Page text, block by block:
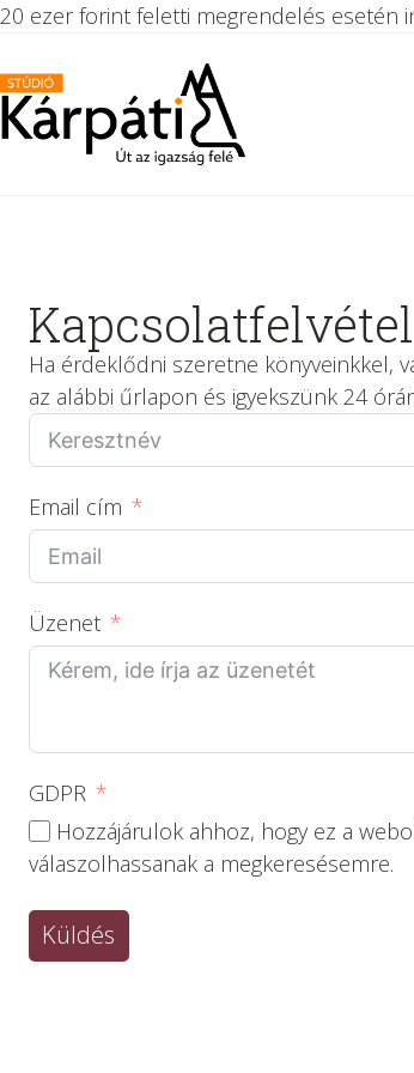
20 ezer forint feletti megrendelés esetén
Kapcsolatfelvétel
Ha érdeklődni szeretne könyveinkkel,
az alábbi űrlapon és igyekszünk 24
Email cím
Üzenet
GDPR
Hozzájárulok ahhoz, hogy ez a
válaszolhassanak a megkeresésemre.
Küldés